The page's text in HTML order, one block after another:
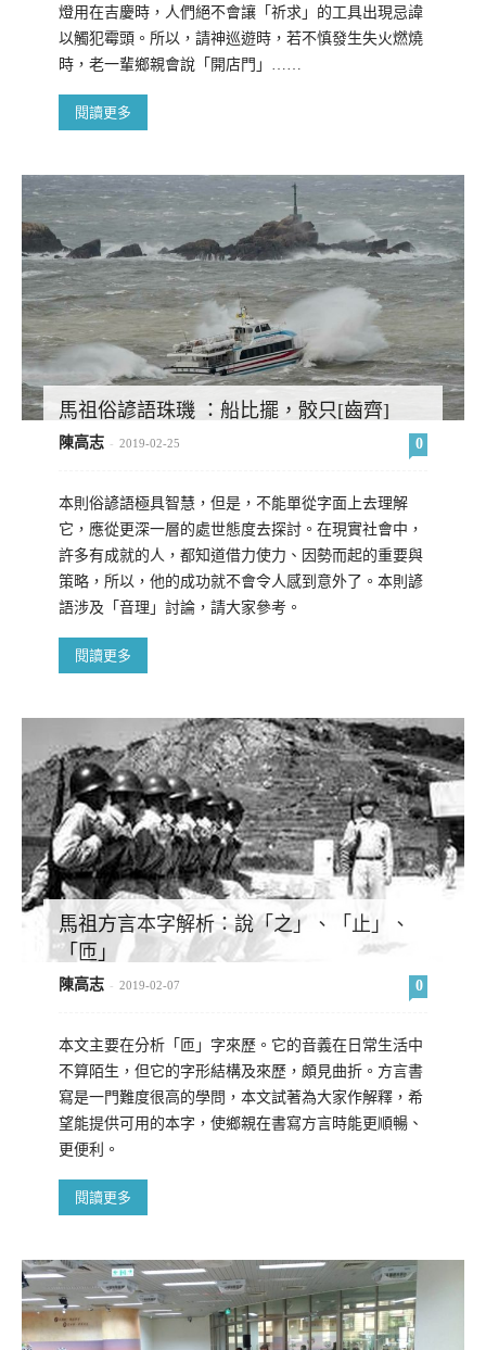
燈用在吉慶時，人們絕不會讓「祈求」的工具出現忌諱
以觸犯霉頭。所以，請神巡遊時，若不慎發生失火燃燒
時，老一輩鄉親會說「開店門」……
閱讀更多
馬祖俗諺語珠璣 ：船比擺，骹只[齒齊]
陳高志 - 2019-02-25 0
本則俗諺語極具智慧，但是，不能單從字面上去理解
它，應從更深一層的處世態度去探討。在現實社會中，
許多有成就的人，都知道借力使力、因勢而起的重要與
策略，所以，他的成功就不會令人感到意外了。本則諺
語涉及「音理」討論，請大家參考。
閱讀更多
馬祖方言本字解析：說「之」、「止」、
「匝」
陳高志 - 2019-02-07 0
本文主要在分析「匝」字來歷。它的音義在日常生活中
不算陌生，但它的字形結構及來歷，頗見曲折。方言書
寫是一門難度很高的學問，本文試著為大家作解釋，希
望能提供可用的本字，使鄉親在書寫方言時能更順暢、
更便利。
閱讀更多